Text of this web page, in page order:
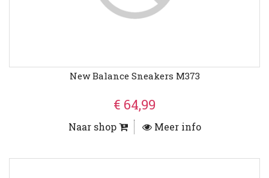
New Balance Sneakers M373
€ 64,99
Naar shop Meer info